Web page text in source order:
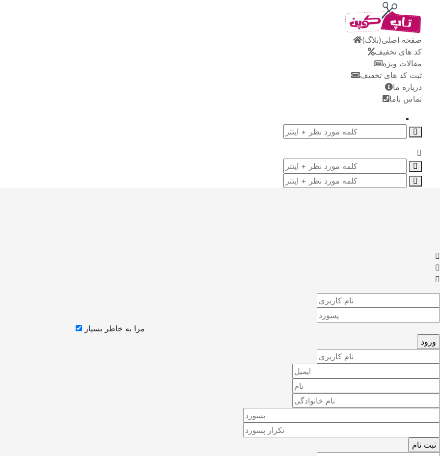
صفحه اصلی(بلاگ)
کد های تخفیف
مقالات ویژه
ثبت کد های تخفیف
درباره ما
تماس باما
مرا به خاطر بسپار